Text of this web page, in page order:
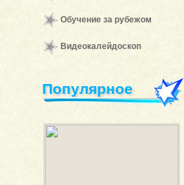
Обучение за рубежом
Видеокалейдоскоп
Популярное